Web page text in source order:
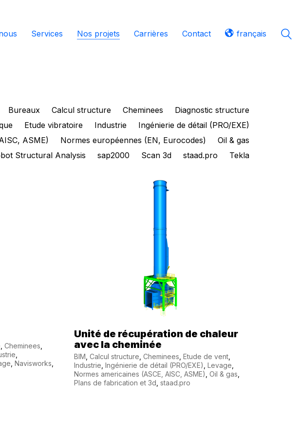
Services Nos projets Carrières Contact français
Bureaux Calcul structure Cheminees
Diagnostic structure
Etude vibratoire Industrie
Ingénierie de détail (PRO/EXE)
ASME) Normes européennes (EN, Eurocodes)
Oil & gas
Structural Analysis sap2000 Scan 3d staad.pro Tekla
Cheminees
Navisworks
Unité de récupération de chaleur
avec la cheminée
BIM Calcul structure Cheminees Etude de vent,
Industrie Ingénierie de détail (PRO/EXE) Levage
Normes americaines (ASCE, AISC, ASME) Oil & gas
Plans de fabrication et 3d staad.pro